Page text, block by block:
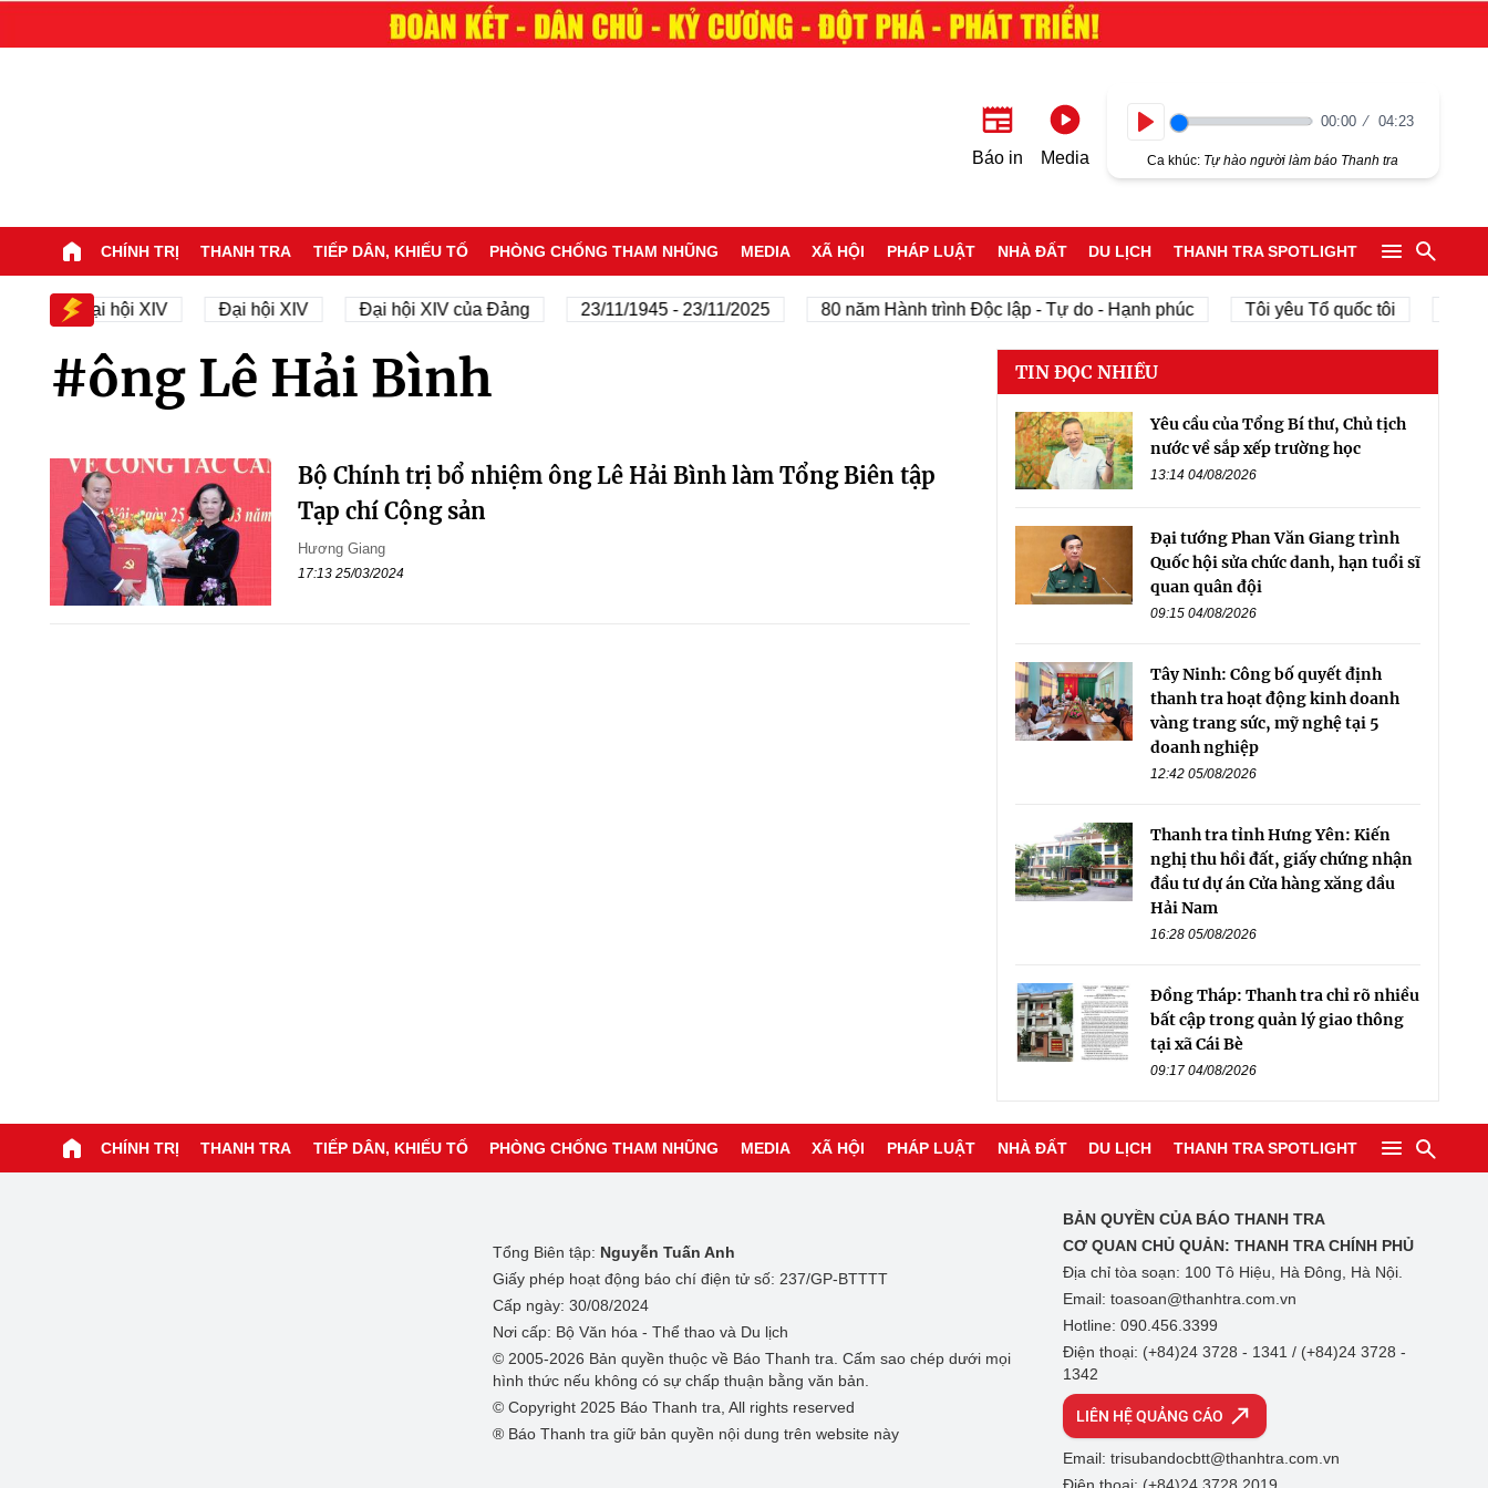
Báo in Media
00:00 04:23
Ca khúc: Tự hào người làm báo Thanh tra
CHÍNH TRỊ THANH TRA TIẾP DÂN, KHIẾU TỐ PHÒNG CHỐNG THAM NHŨNG MEDIA XÃ HỘI PHÁP LUẬT NHÀ ĐẤT DU LỊCH THANH TRA SPOTLIGHT
sự Đại hội XIV Đại hội XIV Đại hội XIV của Đảng 23/11/1945 - 23/11/2025 80 năm Hành trình Độc lập - Tự do - Hạnh phúc Tôi yêu Tổ quốc tôi
#ông Lê Hải Bình
Bộ Chính trị bổ nhiệm ông Lê Hải Bình làm Tổng Biên tập
Tạp chí Cộng sản
Hương Giang
17:13 25/03/2024
TIN ĐỌC NHIỀU
Yêu cầu của Tổng Bí thư, Chủ tịch
nước về sắp xếp trường học
13:14 04/08/2026
Đại tướng Phan Văn Giang trình
Quốc hội sửa chức danh, hạn tuổi sĩ
quan quân đội
09:15 04/08/2026
Tây Ninh: Công bố quyết định
thanh tra hoạt động kinh doanh
vàng trang sức, mỹ nghệ tại 5
doanh nghiệp
12:42 05/08/2026
Thanh tra tỉnh Hưng Yên: Kiến
nghị thu hồi đất, giấy chứng nhận
đầu tư dự án Cửa hàng xăng dầu
Hải Nam
16:28 05/08/2026
Đồng Tháp: Thanh tra chỉ rõ nhiều
bất cập trong quản lý giao thông
tại xã Cái Bè
09:17 04/08/2026
CHÍNH TRỊ THANH TRA TIẾP DÂN, KHIẾU TỐ PHÒNG CHỐNG THAM NHŨNG MEDIA XÃ HỘI PHÁP LUẬT NHÀ ĐẤT DU LỊCH THANH TRA SPOTLIGHT
Tổng Biên tập: Nguyễn Tuấn Anh
Giấy phép hoạt động báo chí điện tử số: 237/GP-BTTTT
Cấp ngày: 30/08/2024
Nơi cấp: Bộ Văn hóa - Thể thao và Du lịch
© 2005-2026 Bản quyền thuộc về Báo Thanh tra. Cấm sao chép dưới mọi
hình thức nếu không có sự chấp thuận bằng văn bản.
© Copyright 2025 Báo Thanh tra, All rights reserved
® Báo Thanh tra giữ bản quyền nội dung trên website này
BẢN QUYỀN CỦA BÁO THANH TRA
CƠ QUAN CHỦ QUẢN: THANH TRA CHÍNH PHỦ
Địa chỉ tòa soạn: 100 Tô Hiệu, Hà Đông, Hà Nội.
Email: toasoan@thanhtra.com.vn
Hotline: 090.456.3399
Điện thoại: (+84)24 3728 - 1341 / (+84)24 3728 -
1342
LIÊN HỆ QUẢNG CÁO
Email: trisubandocbtt@thanhtra.com.vn